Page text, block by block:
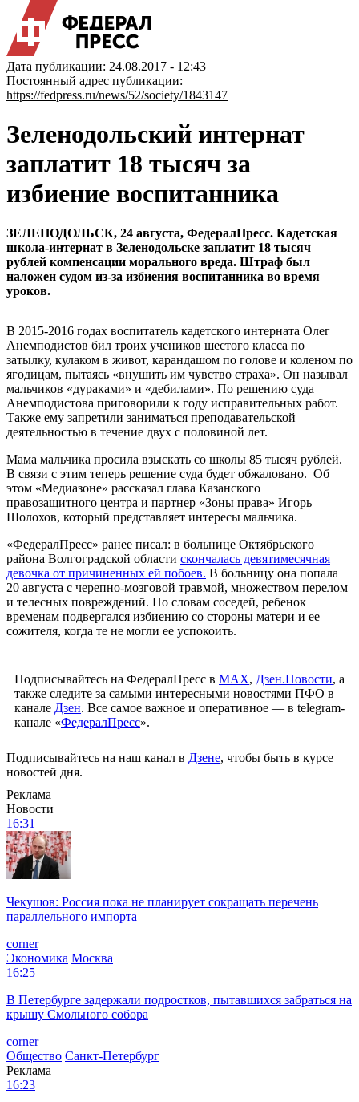
Дата публикации: 24.08.2017 - 12:43
Постоянный адрес публикации:
https://fedpress.ru/news/52/society/1843147
Зеленодольский интернат
заплатит 18 тысяч за
избиение воспитанника
ЗЕЛЕНОДОЛЬСК, 24 августа, ФедералПресс. Кадетская
школа-интернат в Зеленодольске заплатит 18 тысяч
рублей компенсации морального вреда. Штраф был
наложен судом из-за избиения воспитанника во время
уроков.
В 2015-2016 годах воспитатель кадетского интерната Олег
Анемподистов бил троих учеников шестого класса по
затылку, кулаком в живот, карандашом по голове и коленом по
ягодицам, пытаясь «внушить им чувство страха». Он называл
мальчиков «дураками» и «дебилами». По решению суда
Анемподистова приговорили к году исправительных работ.
Также ему запретили заниматься преподавательской
деятельностью в течение двух с половиной лет.
Мама мальчика просила взыскать со школы 85 тысяч рублей.
В связи с этим теперь решение суда будет обжаловано. Об
этом «Медиазоне» рассказал глава Казанского
правозащитного центра и партнер «Зоны права» Игорь
Шолохов, который представляет интересы мальчика.
«ФедералПресс» ранее писал: в больнице Октябрьского
района Волгоградской области скончалась девятимесячная
девочка от причиненных ей побоев. В больницу она попала
20 августа с черепно-мозговой травмой, множеством перелом
и телесных повреждений. По словам соседей, ребенок
временам подвергался избиению со стороны матери и ее
сожителя, когда те не могли ее успокоить.
Подписывайтесь на ФедералПресс в МАХ, Дзен.Новости, а
также следите за самыми интересными новостями ПФО в
канале Дзен. Все самое важное и оперативное — в telegram-
канале «ФедералПресс».
Подписывайтесь на наш канал в Дзене, чтобы быть в курсе
новостей дня.
Реклама
Новости
16:31
Чекушов: Россия пока не планирует сокращать перечень
параллельного импорта
corner
Экономика Москва
16:25
В Петербурге задержали подростков, пытавшихся забраться на
крышу Смольного собора
corner
Общество Санкт-Петербург
Реклама
16:23